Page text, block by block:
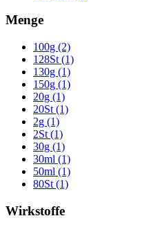
Menge
100g (2)
128St (1)
130g (1)
150g (1)
20g (1)
20St (1)
2g (1)
2St (1)
30g (1)
30ml (1)
50ml (1)
80St (1)
Wirkstoffe